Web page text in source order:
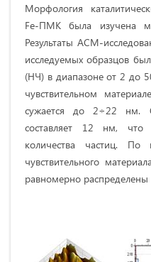
Морфология
Fe-ПМК была изучена
Результаты АСМ-
исследуемых образцов
(НЧ) в диапазоне от 2 до
чувствительном
сужается до 2÷22 нм.
составляет 12 нм, что
количества частиц. По
чувствительного
равномерно распределены